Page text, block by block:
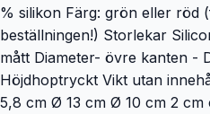
% silikon Färg: grön eller röd
beställningen!) Storlekar
mått Diameter- övre kanten -
Höjdhoptryckt Vikt utan
5,8 cm Ø 13 cm Ø 10 cm 2